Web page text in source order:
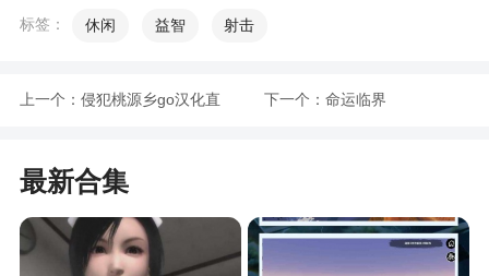
能购物
朋克派……游戏商城中的服饰也都具有鲜明化的风
格。不论是女生们想要优雅成熟或者甜美可爱，亦
或是男生们追求热辣酷炫或者潮流时尚，在这里玩
标签： 休闲 益智 射击
上一个： 侵犯桃源乡go汉化直 下一个： 命运临界
最新合集